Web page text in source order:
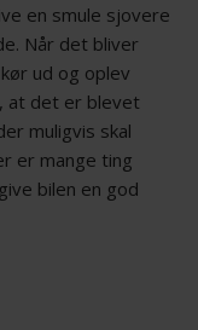
en smule sjovere
Når det bliver
ud og oplev
at det er blevet
muligvis skal
er mange ting
bilen en god